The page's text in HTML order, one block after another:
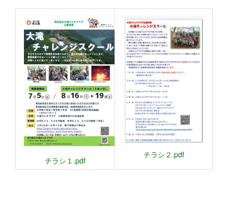
チラシ１.pdf
チラシ２.pdf